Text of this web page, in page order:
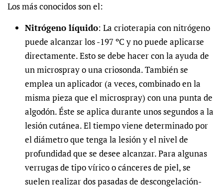
Los más conocidos son el:
Nitrógeno líquido: La crioterapia con nitrógeno
puede alcanzar los -197 ºC y no puede aplicarse
directamente. Esto se debe hacer con la ayuda de
un microspray o una criosonda. También se
emplea un aplicador (a veces, combinado en la
misma pieza que el microspray) con una punta de
algodón. Éste se aplica durante unos segundos a la
lesión cutánea. El tiempo viene determinado por
el diámetro que tenga la lesión y el nivel de
profundidad que se desee alcanzar. Para algunas
verrugas de tipo vírico o cánceres de piel, se
suelen realizar dos pasadas de descongelación-